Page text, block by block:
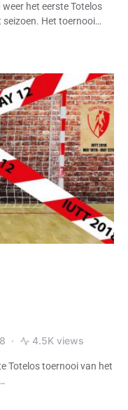
het eerste Totelos
Het toernooi…
4.5K views
Totelos toernooi van het